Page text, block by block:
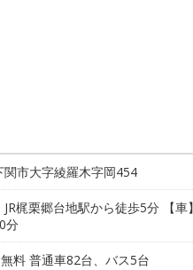
関市大字綾羅木字岡454
JR梶栗郷台地駅から徒歩5分 【
分
料 普通車82台、バス5台